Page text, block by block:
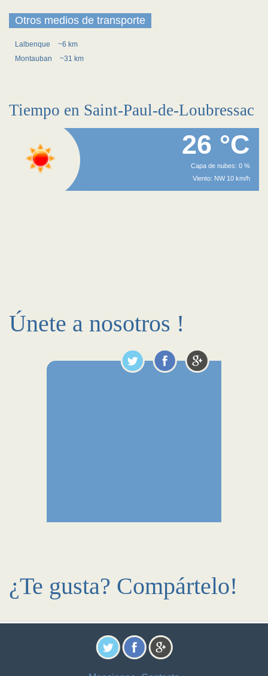
Otros medios de transporte
Lalbenque
~6 km
Montauban
~31 km
Tiempo en Saint-Paul-de-Loubressac
26 °C
Capa de nubes: 0 %
Viento: NW 10 km/h
Únete a nosotros !
¿Te gusta? Compártelo!